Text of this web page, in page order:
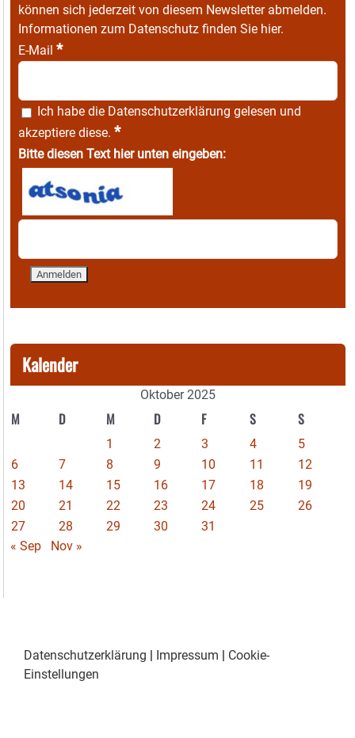
können sich jederzeit von diesem Newsletter abmelden.
Informationen zum Datenschutz finden Sie hier.
E-Mail *
Ich habe die Datenschutzerklärung gelesen und
akzeptiere diese. *
Bitte diesen Text hier unten eingeben:
Kalender
Oktober 2025
M D M D F S S
1 2 3 4
5
6
7 8 9 10 11
12
13
14 15 16 17 18
19
20
21 22 23 24 25
26
27
28 29 30
31
« Sep
Nov »
Datenschutzerklärung Impressum
Cookie-
Einstellungen